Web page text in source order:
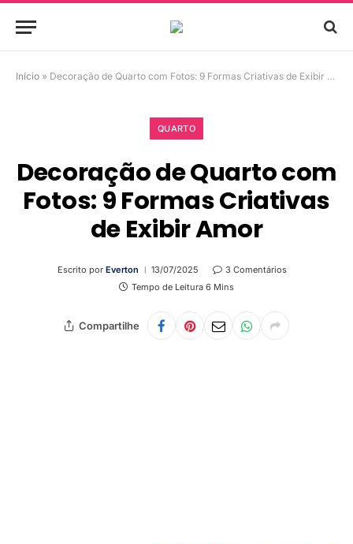
Início » Decoração de Quarto com Fotos: 9 Formas Criativas de Exibir Amor
QUARTO
Decoração de Quarto com
Fotos: 9 Formas Criativas
de Exibir Amor
Escrito por Everton 13/07/2025
3 Comentários
Tempo de Leitura 6 Mins
Compartilhe